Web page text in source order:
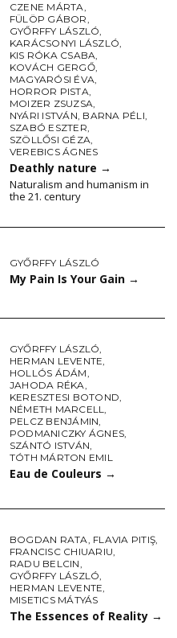
CZENE MÁRTA,
FÜLÖP GÁBOR,
GYŐRFFY LÁSZLÓ,
KARÁCSONYI LÁSZLÓ,
KIS RÓKA CSABA,
KOVÁCH GERGŐ,
MAGYARÓSI ÉVA,
HORROR PISTA,
MOIZER ZSUZSA,
NYÁRI ISTVÁN, BARNA PÉLI,
SZABÓ ESZTER,
SZÖLLŐSI GÉZA,
VEREBICS ÁGNES
Deathly nature →
Naturalism and humanism in
the 21. century
GYŐRFFY LÁSZLÓ
My Pain Is Your Gain →
GYŐRFFY LÁSZLÓ,
HERMAN LEVENTE,
HOLLÓS ÁDÁM,
JAHODA RÉKA,
KERESZTESI BOTOND,
NÉMETH MARCELL,
PELCZ BENJÁMIN,
PODMANICZKY ÁGNES,
SZÁNTÓ ISTVÁN,
TÓTH MÁRTON EMIL
Eau de Couleurs →
BOGDAN RATA, FLAVIA PITIŞ,
FRANCISC CHIUARIU,
RADU BELCIN,
GYŐRFFY LÁSZLÓ,
HERMAN LEVENTE,
MISETICS MÁTYÁS
The Essences of Reality →